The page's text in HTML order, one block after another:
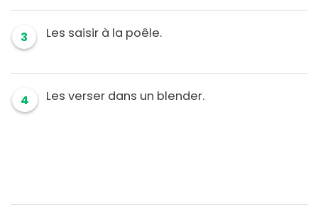
3 Les saisir à la poêle.
4 Les verser dans un blender.